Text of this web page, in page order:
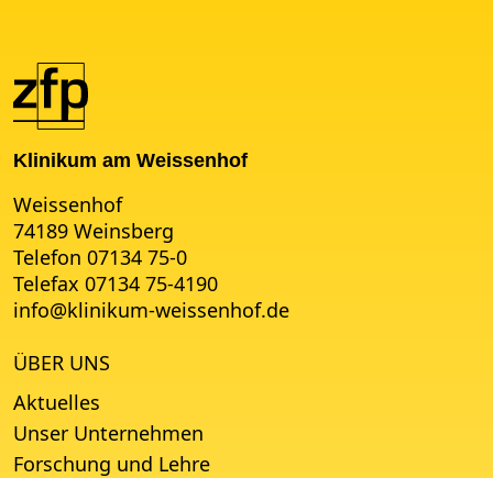
Klinikum am Weissenhof
ÜBER UNS
Aktuelles
Unser Unternehmen
Forschung und Lehre
Weissenhof
74189 Weinsberg
Telefon 07134 75-0
Telefax 07134 75-4190
info@klinikum-weissenhof.de